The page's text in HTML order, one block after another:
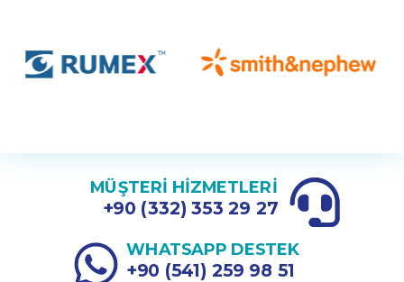
MÜŞTERİ HİZMETLERİ
+90 (332) 353 29 27
WHATSAPP DESTEK
+90 (541) 259 98 51